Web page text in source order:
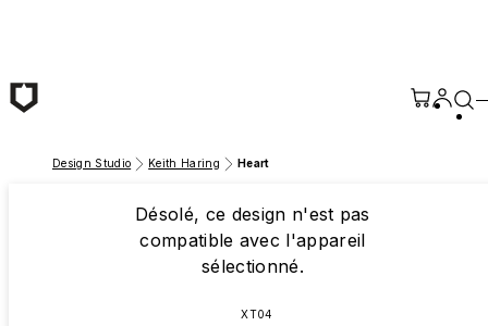
Design Studio Keith Haring Heart
Désolé, ce design n'est pas
compatible avec l'appareil
sélectionné.
XT04